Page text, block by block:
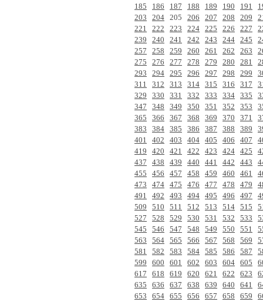
185 186 187 188 189 190 191
203
204 205 206 207 208 209
221
222 223 224 225 226 227
239
240 241 242 243 244 245
257
258 259 260 261 262 263
275
276 277 278 279 280 281
293
294 295 296 297 298 299
311
312 313 314 315 316 317
329
330 331 332 333 334 335
347
348 349 350 351 352 353
365
366 367 368 369 370 371
383
384 385 386 387 388 389
401
402 403 404 405 406 407
419
420 421 422 423 424 425
437
438 439 440 441 442 443
455
456 457 458 459 460 461
473
474 475 476 477 478 479
491
492 493 494 495 496 497
509
510 511 512 513 514 515
527
528 529 530 531 532 533
545
546 547 548 549 550 551
563
564 565 566 567 568 569
581
582 583 584 585 586 587
599
600 601 602 603 604 605
617
618 619 620 621 622 623
635
636 637 638 639 640 641
653
654 655 656 657 658 659